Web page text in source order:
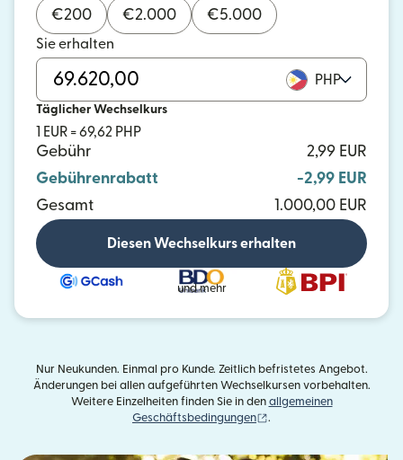
€200 €2.000 €5.000
Sie erhalten
PHP
Täglicher Wechselkurs
1 EUR = 69,62 PHP
Gebühr
2,99 EUR
Gebührenrabatt
-2,99 EUR
Gesamt
1.000,00 EUR
Diesen Wechselkurs erhalten
und mehr
Nur Neukunden. Einmal pro Kunde. Zeitlich befristetes Angebot.
Änderungen bei allen aufgeführten Wechselkursen vorbehalten.
Weitere Einzelheiten finden Sie in den allgemeinen
Geschäftsbedingungen
.